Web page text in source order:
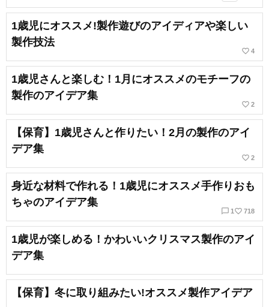
1歳児にオススメ!製作遊びのアイディアや楽しい
製作技法
favorite_border 4
1歳児さんと楽しむ！1月にオススメのモチーフの
製作のアイデア集
favorite_border 2
【保育】1歳児さんと作りたい！2月の製作のアイ
デア集
favorite_border 2
身近な材料で作れる！1歳児にオススメ手作りおも
ちゃのアイデア集
chat_bubble_outline 1 favorite_border 718
1歳児が楽しめる！かわいいクリスマス製作のアイ
デア集
【保育】冬に取り組みたい!オススメ製作アイデア